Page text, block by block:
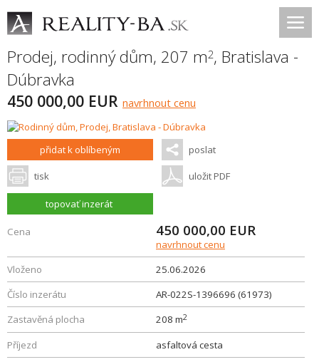
Prodej, rodinný dům, 207 m2, Bratislava -
Dúbravka
450 000,00 EUR navrhnout cenu
přidat k oblíbeným poslat
tisk uložit PDF
topovať inzerát
Cena 450 000,00 EUR
navrhnout cenu
Vloženo
25.06.2026
Číslo inzerátu
AR-022S-1396696 (61973)
Zastavěná plocha
208 m2
Příjezd
asfaltová cesta